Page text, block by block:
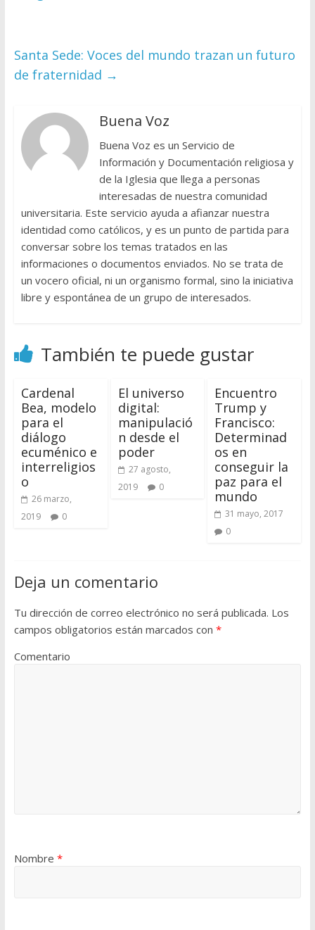
Santa Sede: Voces del mundo trazan un futuro
de fraternidad →
Buena Voz
Buena Voz es un Servicio de
Información y Documentación religiosa y
de la Iglesia que llega a personas
interesadas de nuestra comunidad
universitaria. Este servicio ayuda a afianzar nuestra
identidad como católicos, y es un punto de partida para
conversar sobre los temas tratados en las
informaciones o documentos enviados. No se trata de
un vocero oficial, ni un organismo formal, sino la iniciativa
libre y espontánea de un grupo de interesados.
También te puede gustar
Cardenal
Bea, modelo
para el
diálogo
ecuménico e
interreligios
o
26 marzo,
2019
0
El universo
digital:
manipulació
n desde el
poder
27 agosto,
2019
0
Encuentro
Trump y
Francisco:
Determinad
os en
conseguir la
paz para el
mundo
31 mayo, 2017
0
Deja un comentario
Tu dirección de correo electrónico no será publicada. Los
campos obligatorios están marcados con *
Comentario
Nombre *